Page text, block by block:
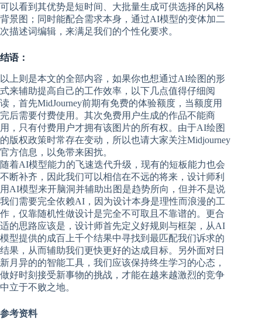
可以看到其优势是短时间、大批量生成可供选择的风格
背景图；同时能配合需求本身，通过AI模型的变体加二
次描述词编辑，来满足我们的个性化要求。
结语：
以上则是本文的全部内容，如果你也想通过AI绘图的形
式来辅助提高自己的工作效率，以下几点值得仔细阅
读，首先MidJourney前期有免费的体验额度，当额度用
完后需要付费使用。其次免费用户生成的作品不能商
用，只有付费用户才拥有该图片的所有权。由于AI绘图
的版权政策时常存在变动，所以也请大家关注Midjourney
官方信息，以免带来困扰。
随着AI模型能力的飞速迭代升级，现有的短板能力也会
不断补齐，因此我们可以相信在不远的将来，设计师利
用AI模型来开脑洞并辅助出图是趋势所向，但并不是说
我们需要完全依赖AI，因为设计本身是理性而浪漫的工
作，仅靠随机性做设计是完全不可取且不靠谱的。更合
适的思路应该是，设计师首先定义好规则与框架，从AI
模型提供的成百上千个结果中寻找到最匹配我们诉求的
结果，从而辅助我们更快更好的达成目标。另外面对日
新月异的的智能工具，我们应该保持终生学习的心态，
做好时刻接受新事物的挑战，才能在越来越激烈的竞争
中立于不败之地。
参考资料